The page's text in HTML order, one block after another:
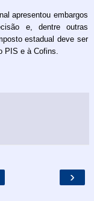
apresentou embargos
e, dentre outras
estadual deve ser
PIS e à Cofins.
›